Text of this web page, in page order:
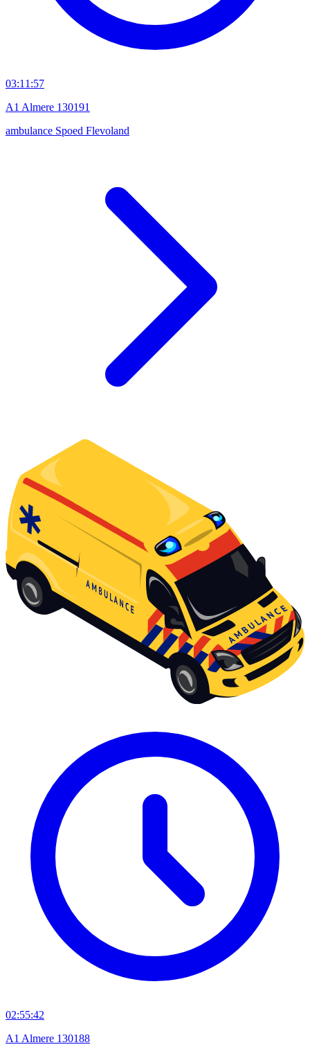
03:11:57
A1 Almere 130191
ambulance Spoed Flevoland
02:55:42
A1 Almere 130188